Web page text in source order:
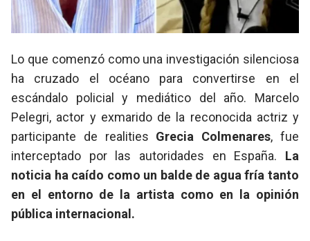
Lo que comenzó como una investigación silenciosa
ha cruzado el océano para convertirse en el
escándalo policial y mediático del año. Marcelo
Pelegri, actor y exmarido de la reconocida actriz y
participante de realities Grecia Colmenares, fue
interceptado por las autoridades en España. La
noticia ha caído como un balde de agua fría tanto
en el entorno de la artista como en la opinión
pública internacional.